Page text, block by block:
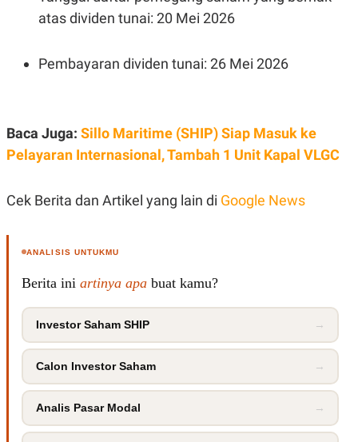
N
G
G
A
T
K
N
E
R
E
E
P
P
D
E
R
I
S
G
atas dividen tunai: 20 Mei 2026
Pembayaran dividen tunai: 26 Mei 2026
Baca Juga: Sillo Maritime (SHIP) Siap Masuk ke
Pelayaran Internasional, Tambah 1 Unit Kapal VLGC
Cek Berita dan Artikel yang lain di Google News
ANALISIS UNTUKMU
Berita ini artinya apa buat kamu?
Investor Saham SHIP →
Calon Investor Saham →
Analis Pasar Modal →